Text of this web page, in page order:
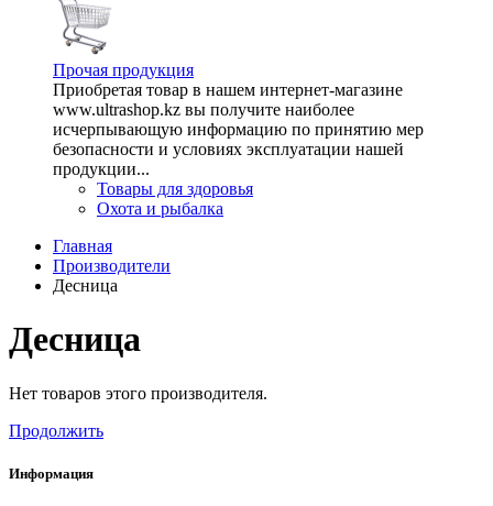
Прочая продукция
Приобретая товар в нашем интернет-магазине
www.ultrashop.kz вы получите наиболее
исчерпывающую информацию по принятию мер
безопасности и условиях эксплуатации нашей
продукции...
Товары для здоровья
Охота и рыбалка
Главная
Производители
Десница
Десница
Нет товаров этого производителя.
Продолжить
Информация